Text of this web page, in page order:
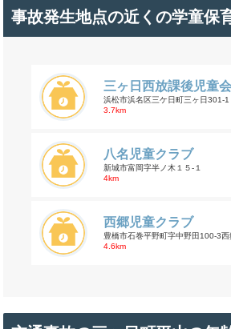
事故発生地点の近くの学童保
三ヶ日西放課後児童
浜松市浜名区三ケ日町三ヶ日301-1
3.7km
八名児童クラブ
新城市富岡字半ノ木１５-１
4km
西郷児童クラブ
豊橋市石巻平野町字中野田100-3
4.6km